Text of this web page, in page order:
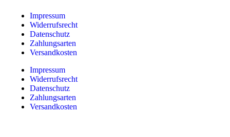
Impressum
Widerrufsrecht
Datenschutz
Zahlungsarten
Versandkosten
Impressum
Widerrufsrecht
Datenschutz
Zahlungsarten
Versandkosten